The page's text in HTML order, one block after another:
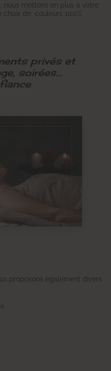
nous mettons en plus à votre
de couleurs 100%
privés et
soirées…
proposons également divers